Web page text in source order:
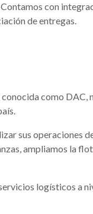
con
de entregas.
como DAC,
sus operaciones
ampliamos la
logísticos a